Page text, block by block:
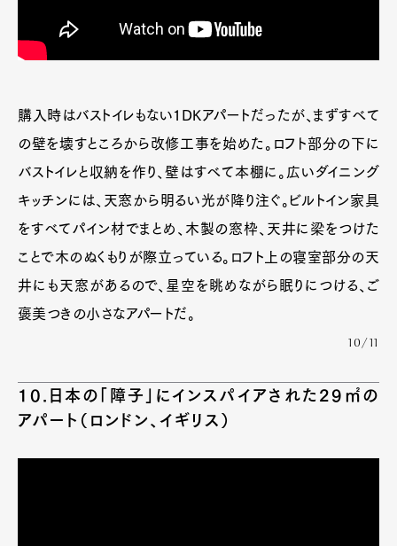
購入時はバストイレもない1DKアパートだったが、まずすべて
の壁を壊すところから改修工事を始めた。ロフト部分の下に
バストイレと収納を作り、壁はすべて本棚に。広いダイニング
キッチンには、天窓から明るい光が降り注ぐ。ビルトイン家具
をすべてパイン材でまとめ、木製の窓枠、天井に梁をつけた
ことで木のぬくもりが際立っている。ロフト上の寝室部分の天
井にも天窓があるので、星空を眺めながら眠りにつける、ご
褒美つきの小さなアパートだ。
10/11
10.日本の「障子」にインスパイアされた29㎡の
アパート（ロンドン、イギリス）